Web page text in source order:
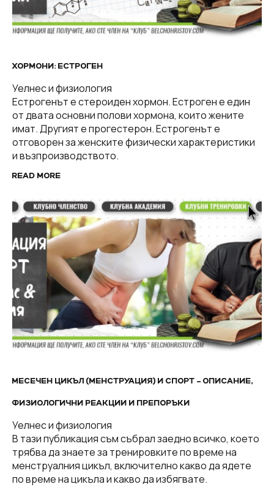
ХОРМОНИ: ЕСТРОГЕН
Уелнес и физиология
Естрогенът е стероиден хормон. Естроген е един
от двата основни полови хормона, които жените
имат. Другият е прогестерон. Естрогенът е
отговорен за женските физически характеристики
и възпроизводството.
READ MORE
МЕСЕЧЕН ЦИКЪЛ (МЕНСТРУАЦИЯ) И СПОРТ – ОПИСАНИЕ,
ФИЗИОЛОГИЧНИ РЕАКЦИИ И ПРЕПОРЪКИ
Уелнес и физиология
В тази публикация съм събрал заедно всичко, което
трябва да знаете за тренировките по време на
менструалния цикъл, включително какво да ядете
по време на цикъла и какво да избягвате.